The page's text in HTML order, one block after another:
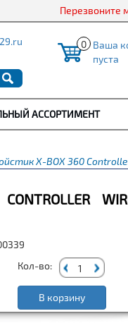
Перезвоните
0 Ваша
пуста
АССОРТИМЕНТ
X-BOX 360
Кол-во:
В корзину